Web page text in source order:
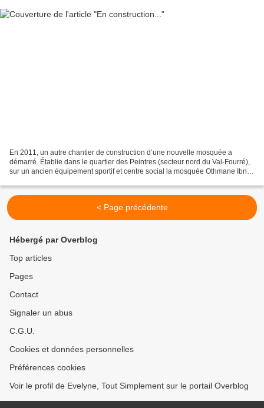
En 2011, un autre chantier de construction d’une nouvelle mosquée a
démarré. Établie dans le quartier des Peintres (secteur nord du Val-Fourré),
sur un ancien équipement sportif et centre social la mosquée Othmane Ibn
< Page précédente
Hébergé par Overblog
Top articles
Pages
Contact
Signaler un abus
C.G.U.
Cookies et données personnelles
Préférences cookies
Voir le profil de Evelyne, Tout Simplement sur le portail Overblog